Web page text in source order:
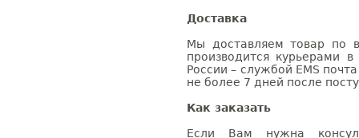
Доставка
Мы доставляем товар по
производится курьерами
России – службой EMS
не более 7 дней после
Как заказать
Если Вам нужна